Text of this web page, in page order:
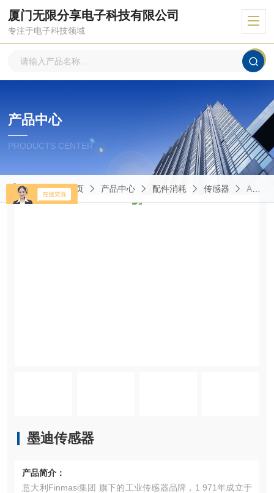
厦门无限分享电子科技有限公司
专注于电子科技领域
产品中心
PRODUCTS CENTER
当前位置：首页 产品中心 配件消耗 传感器 AK1/AN-3A墨迪传感器
墨迪传感器
产品简介：
意大利Finmasi集团 旗下的工业传感器品牌，1 971年成立于